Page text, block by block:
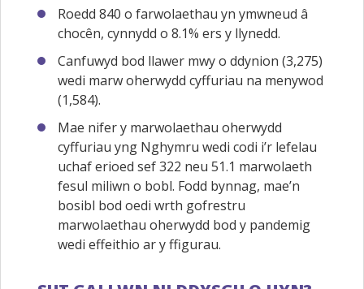
Roedd 840 o farwolaethau yn ymwneud â
chocên, cynnydd o 8.1% ers y llynedd.
Canfuwyd bod llawer mwy o ddynion (3,275)
wedi marw oherwydd cyffuriau na menywod
(1,584).
Mae nifer y marwolaethau oherwydd
cyffuriau yng Nghymru wedi codi i’r lefelau
uchaf erioed sef 322 neu 51.1 marwolaeth
fesul miliwn o bobl. Fodd bynnag, mae’n
bosibl bod oedi wrth gofrestru
marwolaethau oherwydd bod y pandemig
wedi effeithio ar y ffigurau.